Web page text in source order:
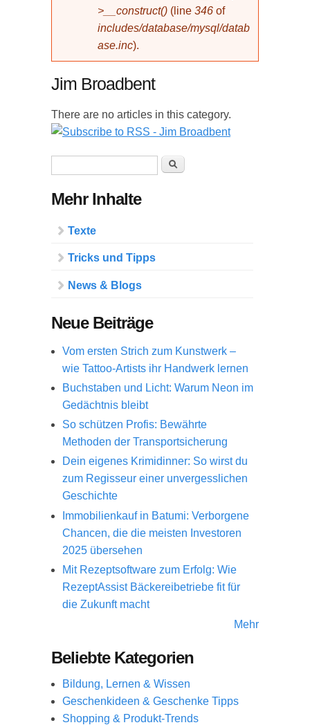
>__construct() (line 346 of
includes/database/mysql/datab
ase.inc).
Jim Broadbent
There are no articles in this category.
Suche
Mehr Inhalte
Texte
Tricks und Tipps
News & Blogs
Neue Beiträge
Vom ersten Strich zum Kunstwerk –
wie Tattoo-Artists ihr Handwerk lernen
Buchstaben und Licht: Warum Neon im
Gedächtnis bleibt
So schützen Profis: Bewährte
Methoden der Transportsicherung
Dein eigenes Krimidinner: So wirst du
zum Regisseur einer unvergesslichen
Geschichte
Immobilienkauf in Batumi: Verborgene
Chancen, die die meisten Investoren
2025 übersehen
Mit Rezeptsoftware zum Erfolg: Wie
RezeptAssist Bäckereibetriebe fit für
die Zukunft macht
Mehr
Beliebte Kategorien
Bildung, Lernen & Wissen
Geschenkideen & Geschenke Tipps
Shopping & Produkt-Trends